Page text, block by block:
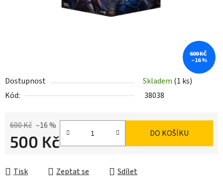
Dostupnost Skladem (1 ks)
Kód:
38038
600 Kč –16 %
500 Kč DO KOŠÍKU
Tisk Zeptat se Sdílet
600 KČ
–16 %